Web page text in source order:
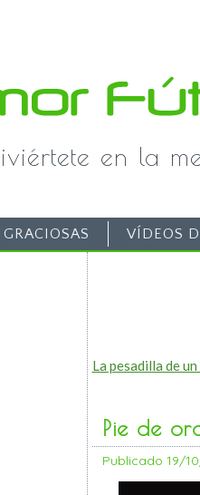
en la
VÍDEOS
La pesadilla de
Pie de
Publicado 19/